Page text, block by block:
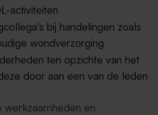
activiteiten
bij handelingen zoals
wondverzorging
ten opzichte van het
door aan een van de leden
en